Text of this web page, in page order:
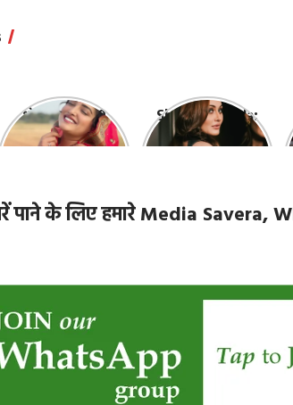
भोजपुरी की ये 10
हसीनाएं हैं सबसे
Shefali Jariwala:
‘कांटा लगा गर्ल’ की
पाने के लिए हमारे Media Savera,